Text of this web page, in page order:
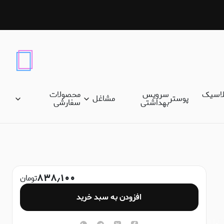
پوسترسرویس
بهداشتی مشاغل محصولات
سفارشی
۸۳۸٫۱۰۰تومان
افزودن به سبد خرید